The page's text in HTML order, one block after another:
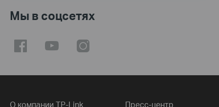
Мы в соцсетях
О компании TP-Link Пресс-центр